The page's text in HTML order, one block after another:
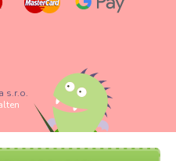
s.r.o.